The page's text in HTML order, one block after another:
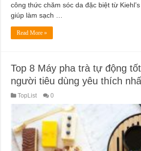
công thức chăm sóc da đặc biệt từ
giúp làm sạch …
Read More »
Top 8 Máy pha trà tự động
người tiêu dùng yêu thích
TopList 0